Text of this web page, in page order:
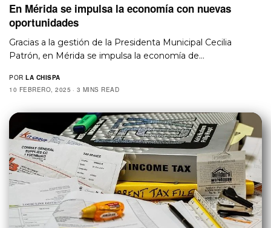
En Mérida se impulsa la economía con nuevas
oportunidades
Gracias a la gestión de la Presidenta Municipal Cecilia
Patrón, en Mérida se impulsa la economía de…
POR LA CHISPA
10 FEBRERO, 2025
3 MINS READ